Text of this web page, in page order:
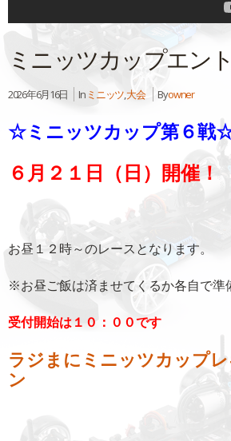
ミニッツカップエン
2026年6月16日 In ミニッツ,大会 Byowner
☆ミニッツカップ第６戦
６月２１日（日）開催！
お昼１２時～のレースとなります。
※お昼ご飯は済ませてくるか各自で準
受付開始は１０：００です
ラジまにミニッツカップ
ン